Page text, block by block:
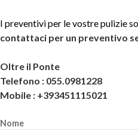
I preventivi per le vostre pulizie
contattaci per un preventivo
Oltre il Ponte
Telefono : 055.0981228
Mobile : +393451115021
Nome